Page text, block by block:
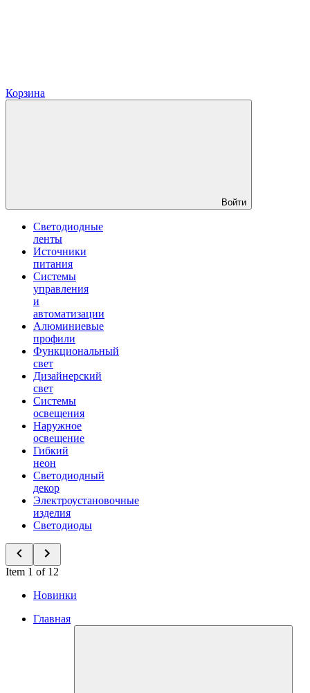
Корзина
Войти
Светодиодные
ленты
Источники
питания
Системы
управления
и
автоматизации
Алюминиевые
профили
Функциональный
свет
Дизайнерский
свет
Системы
освещения
Наружное
освещение
Гибкий
неон
Светодиодный
декор
Электроустановочные
изделия
Светодиоды
Item 1 of 12
Новинки
Главная